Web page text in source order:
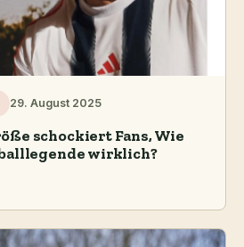
29. August 2025
schockiert Fans, Wie
wirklich?